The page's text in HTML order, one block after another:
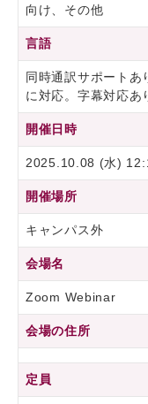
向け、その他
言語
同時通訳サポートあ
に対応。字幕対応あ
開催日時
2025.10.08 (水)
開催場所
キャンパス外
会場名
Zoom Webinar
会場の住所
定員